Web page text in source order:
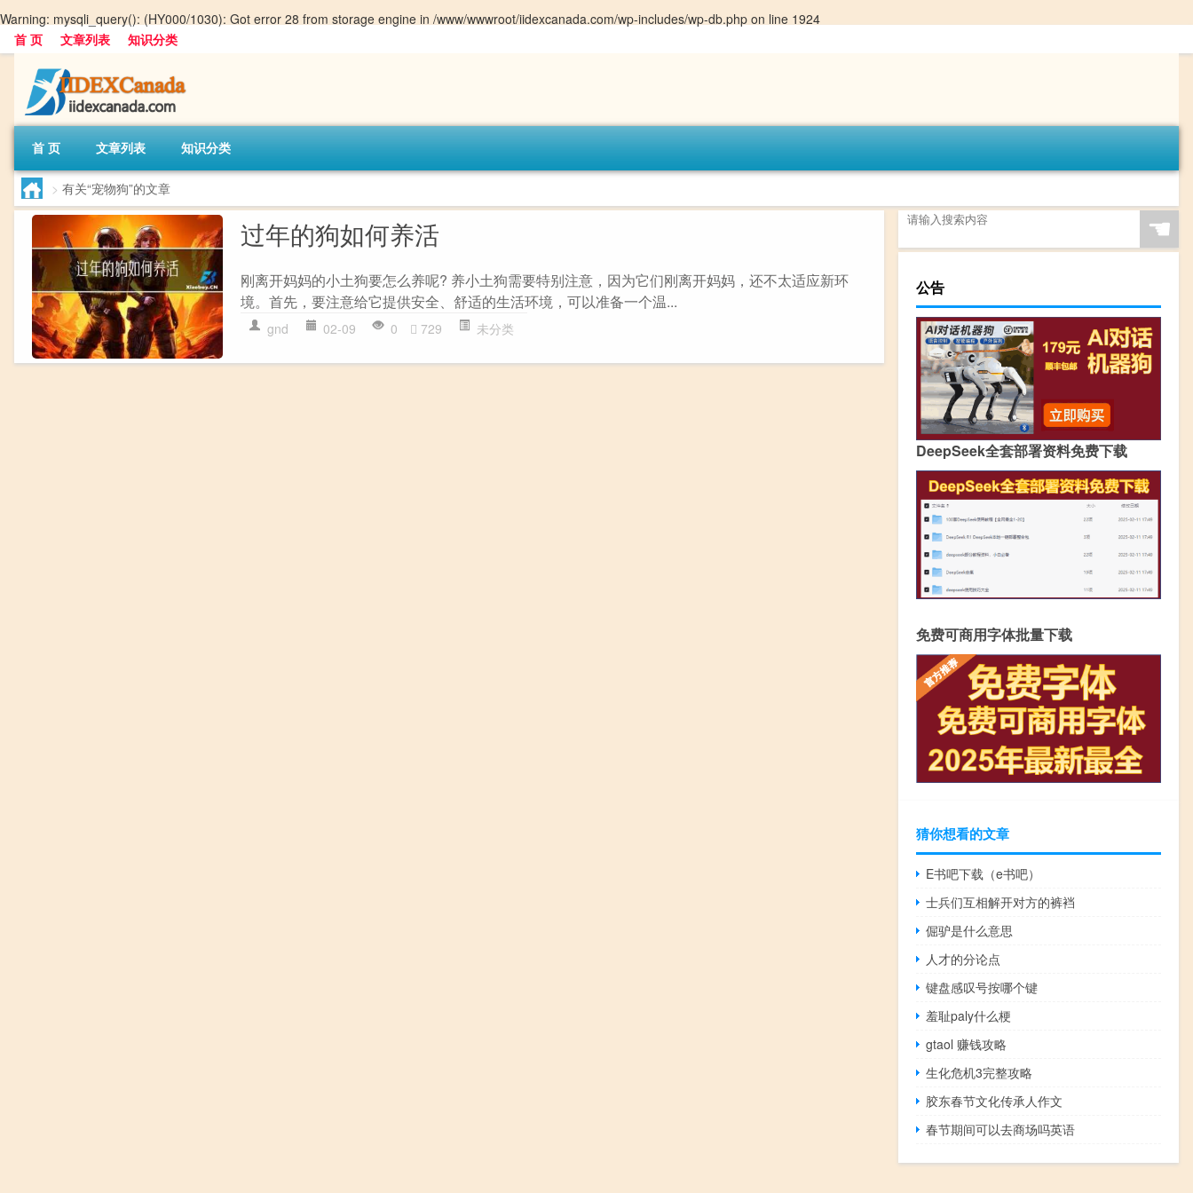
Warning: mysqli_query(): (HY000/1030): Got error 28 from storage engine in /www/wwwroot/iidexcanada.com/wp-includes/wp-db.php on line 1924
首 页
文章列表 知识分类
首 页 文章列表 知识分类
> 有关“宠物狗”的文章
过年的狗如何养活
刚离开妈妈的小土狗要怎么养呢? 养小土狗需要特别注意，因为它们刚离开妈妈，还不太适应新环
境。首先，要注意给它提供安全、舒适的生活环境，可以准备一个温...
gnd 02-09 0 729 未分类
☚
公告
DeepSeek全套部署资料免费下载
免费可商用字体批量下载
猜你想看的文章
E书吧下载（e书吧）
士兵们互相解开对方的裤裆
倔驴是什么意思
人才的分论点
键盘感叹号按哪个键
羞耻paly什么梗
gtaol 赚钱攻略
生化危机3完整攻略
胶东春节文化传承人作文
春节期间可以去商场吗英语